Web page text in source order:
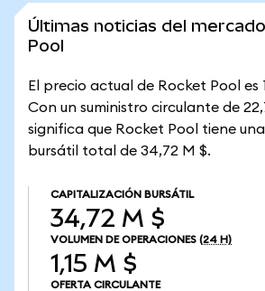
Últimas noticias del
Pool
El precio actual de Rocket Pool es
Con un suministro circulante de
significa que Rocket Pool tiene
bursátil total de 34,72 M $.
CAPITALIZACIÓN BURSÁTIL
34,72 M $
VOLUMEN DE OPERACIONES (24 H)
1,15 M $
OFERTA CIRCULANTE